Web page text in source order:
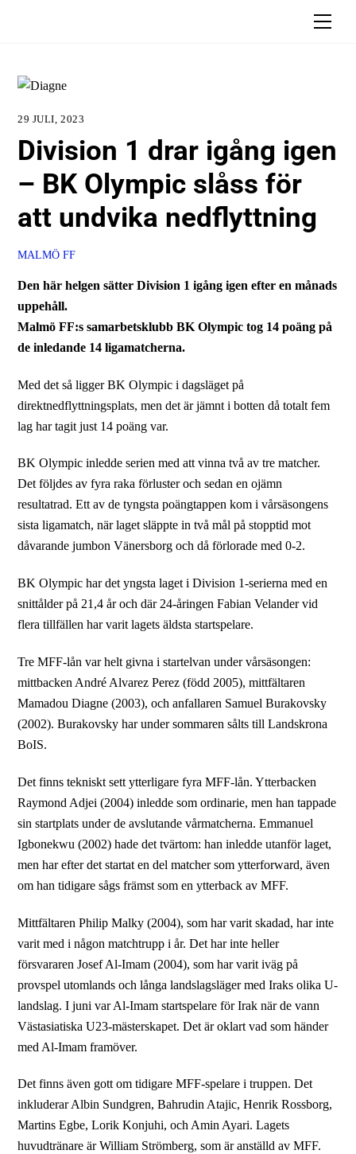
29 JULI, 2023
Division 1 drar igång igen
– BK Olympic slåss för
att undvika nedflyttning
MALMÖ FF
Den här helgen sätter Division 1 igång igen efter en månads
uppehåll.
Malmö FF:s samarbetsklubb BK Olympic tog 14 poäng på
de inledande 14 ligamatcherna.
Med det så ligger BK Olympic i dagsläget på
direktnedflyttningsplats, men det är jämnt i botten då totalt fem
lag har tagit just 14 poäng var.
BK Olympic inledde serien med att vinna två av tre matcher.
Det följdes av fyra raka förluster och sedan en ojämn
resultatrad. Ett av de tyngsta poängtappen kom i vårsäsongens
sista ligamatch, när laget släppte in två mål på stopptid mot
dåvarande jumbon Vänersborg och då förlorade med 0-2.
BK Olympic har det yngsta laget i Division 1-serierna med en
snittålder på 21,4 år och där 24-åringen Fabian Velander vid
flera tillfällen har varit lagets äldsta startspelare.
Tre MFF-lån var helt givna i startelvan under vårsäsongen:
mittbacken André Alvarez Perez (född 2005), mittfältaren
Mamadou Diagne (2003), och anfallaren Samuel Burakovsky
(2002). Burakovsky har under sommaren sålts till Landskrona
BoIS.
Det finns tekniskt sett ytterligare fyra MFF-lån. Ytterbacken
Raymond Adjei (2004) inledde som ordinarie, men han tappade
sin startplats under de avslutande vårmatcherna. Emmanuel
Igbonekwu (2002) hade det tvärtom: han inledde utanför laget,
men har efter det startat en del matcher som ytterforward, även
om han tidigare sågs främst som en ytterback av MFF.
Mittfältaren Philip Malky (2004), som har varit skadad, har inte
varit med i någon matchtrupp i år. Det har inte heller
försvararen Josef Al-Imam (2004), som har varit iväg på
provspel utomlands och långa landslagsläger med Iraks olika U-
landslag. I juni var Al-Imam startspelare för Irak när de vann
Västasiatiska U23-mästerskapet. Det är oklart vad som händer
med Al-Imam framöver.
Det finns även gott om tidigare MFF-spelare i truppen. Det
inkluderar Albin Sundgren, Bahrudin Atajic, Henrik Rossborg,
Martins Egbe, Lorik Konjuhi, och Amin Ayari. Lagets
huvudtränare är William Strömberg, som är anställd av MFF.